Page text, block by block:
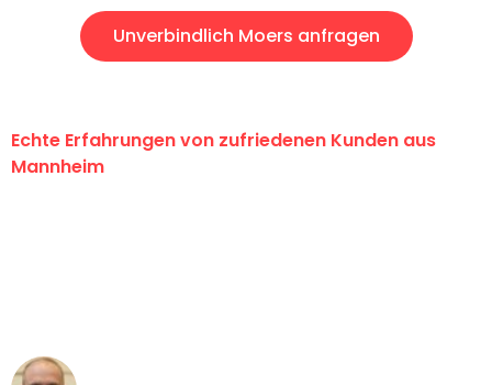
Unverbindlich Moers anfragen
Echte Erfahrungen von zufriedenen Kunden aus
Mannheim